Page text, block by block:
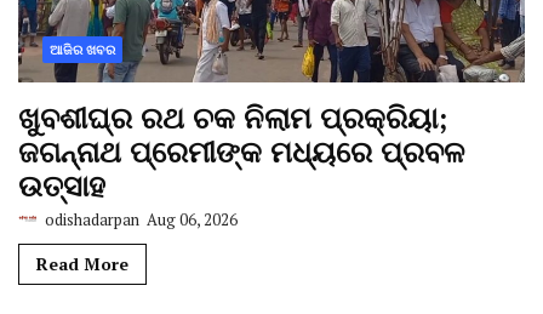
ଆଜିର ଖବର
ଖୁବଶୀଘ୍ର ରଥ ଚକ ନିଲାମ ପ୍ରକ୍ରିୟା;
ଜଗନ୍ନାଥ ପ୍ରେମୀଙ୍କ ମଧ୍ୟରେ ପ୍ରବଳ
ଉତ୍ସାହ
odishadarpan Aug 06, 2026
Read More